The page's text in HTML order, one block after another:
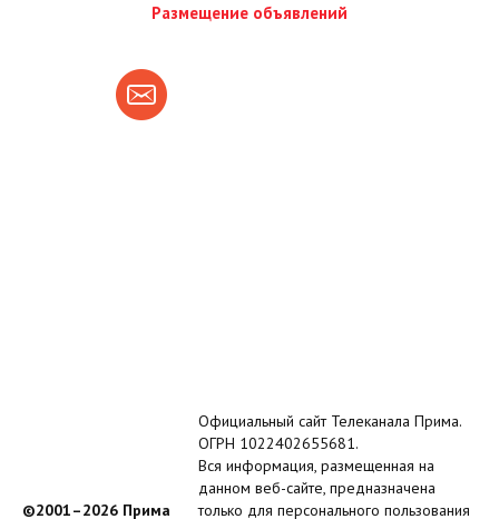
Размещение объявлений
©2001–2026 Прима
Официальный сайт Телеканала Прима.
ОГРН 1022402655681.
Вся информация, размещенная на
данном веб-сайте, предназначена
только для персонального пользования